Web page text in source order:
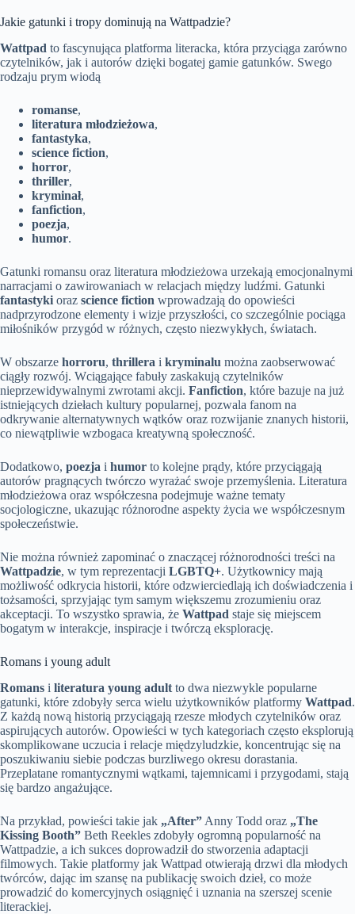
Jakie gatunki i tropy dominują na Wattpadzie?
Wattpad to fascynująca platforma literacka, która przyciąga zarówno
czytelników, jak i autorów dzięki bogatej gamie gatunków. Swego
rodzaju prym wiodą
romanse,
literatura młodzieżowa,
fantastyka,
science fiction,
horror,
thriller,
kryminał,
fanfiction,
poezja,
humor.
Gatunki romansu oraz literatura młodzieżowa urzekają emocjonalnymi
narracjami o zawirowaniach w relacjach między ludźmi. Gatunki
fantastyki oraz science fiction wprowadzają do opowieści
nadprzyrodzone elementy i wizje przyszłości, co szczególnie pociąga
miłośników przygód w różnych, często niezwykłych, światach.
W obszarze horroru, thrillera i kryminalu można zaobserwować
ciągły rozwój. Wciągające fabuły zaskakują czytelników
nieprzewidywalnymi zwrotami akcji. Fanfiction, które bazuje na już
istniejących dziełach kultury popularnej, pozwala fanom na
odkrywanie alternatywnych wątków oraz rozwijanie znanych historii,
co niewątpliwie wzbogaca kreatywną społeczność.
Dodatkowo, poezja i humor to kolejne prądy, które przyciągają
autorów pragnących twórczo wyrażać swoje przemyślenia. Literatura
młodzieżowa oraz współczesna podejmuje ważne tematy
socjologiczne, ukazując różnorodne aspekty życia we współczesnym
społeczeństwie.
Nie można również zapominać o znaczącej różnorodności treści na
Wattpadzie, w tym reprezentacji LGBTQ+. Użytkownicy mają
możliwość odkrycia historii, które odzwierciedlają ich doświadczenia i
tożsamości, sprzyjając tym samym większemu zrozumieniu oraz
akceptacji. To wszystko sprawia, że Wattpad staje się miejscem
bogatym w interakcje, inspiracje i twórczą eksplorację.
Romans i young adult
Romans i literatura young adult to dwa niezwykle popularne
gatunki, które zdobyły serca wielu użytkowników platformy Wattpad.
Z każdą nową historią przyciągają rzesze młodych czytelników oraz
aspirujących autorów. Opowieści w tych kategoriach często eksplorują
skomplikowane uczucia i relacje międzyludzkie, koncentrując się na
poszukiwaniu siebie podczas burzliwego okresu dorastania.
Przeplatane romantycznymi wątkami, tajemnicami i przygodami, stają
się bardzo angażujące.
Na przykład, powieści takie jak „After” Anny Todd oraz „The
Kissing Booth” Beth Reekles zdobyły ogromną popularność na
Wattpadzie, a ich sukces doprowadził do stworzenia adaptacji
filmowych. Takie platformy jak Wattpad otwierają drzwi dla młodych
twórców, dając im szansę na publikację swoich dzieł, co może
prowadzić do komercyjnych osiągnięć i uznania na szerszej scenie
literackiej.